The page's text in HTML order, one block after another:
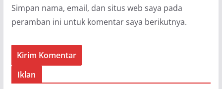
Simpan nama, email, dan situs web saya pada
peramban ini untuk komentar saya berikutnya.
Iklan